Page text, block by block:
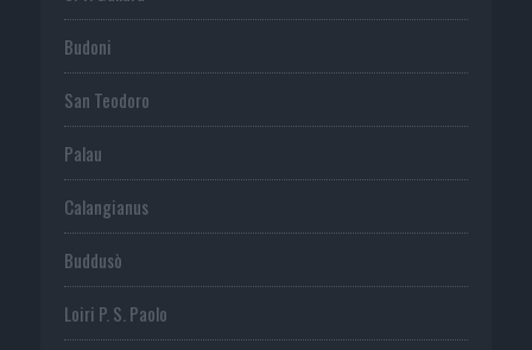
Budoni
San Teodoro
Palau
Calangianus
Buddusò
Loiri P. S. Paolo